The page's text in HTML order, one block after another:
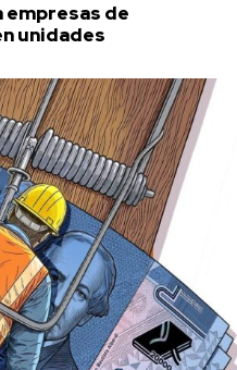
empresas de
unidades